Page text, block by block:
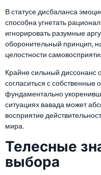
В статусе дисбаланса
способна угнетать
игнорировать разумные
оборонительный принцип,
целостности
Крайне сильный диссонанс
согласиться с
фундаментально
ситуациях вавада может
восприятие
мира.
Телесные
выбора